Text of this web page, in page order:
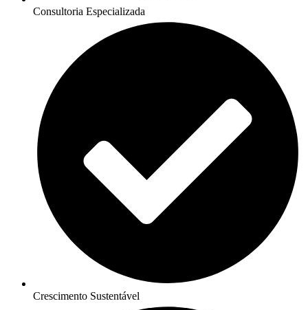
Consultoria Especializada
Crescimento Sustentável